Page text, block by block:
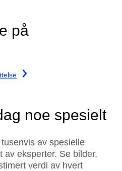
på
noe spesielt
av spesielle
av eksperter. Se bilder,
verdi av hvert